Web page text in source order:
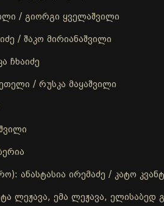
/ გიორგი ყველაშვილი
/ შაკო მირიანაშვილი
ჩხაიძე
/ რუსკა მაყაშვილი
ანასტასია ირემაძე / კატო
ლეჟავა, ემა ლეჟავა, ელისაბედ